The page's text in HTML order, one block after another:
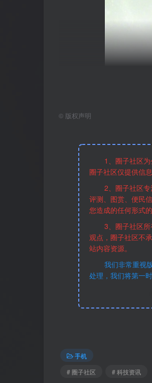
© 版权声明
1、圈子社区
圈子社区仅提供信
2、圈子社区
评测、图赏、便民
您造成的任何形式
3、圈子社区
观点，圈子社区不
站内容资源。
我们非常重视
处理，我们将第一
手机
# 圈子社区
# 科技资讯